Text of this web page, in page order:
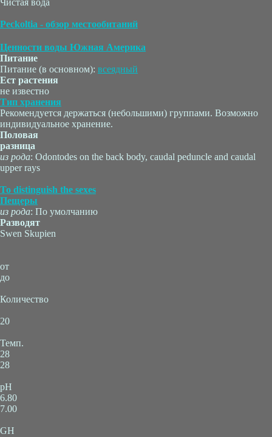
Чистая вода
Peckoltia - обзор местообитаний
Ценности воды Южная Америка
Питание
Питание (в основном): всеядный
Ест растения
не известно
Тип хранения
Рекомендуется держаться (небольшими) группами. Возможно
индивидуальное хранение.
Половая
разница
из рода: Odontodes on the back body, caudal peduncle and caudal
upper rays
To distinguish the sexes
Пещеры
из рода: По умолчанию
Разводят
Swen Skupien
от
до
Количество
20
Темп.
28
28
pH
6.80
7.00
GH